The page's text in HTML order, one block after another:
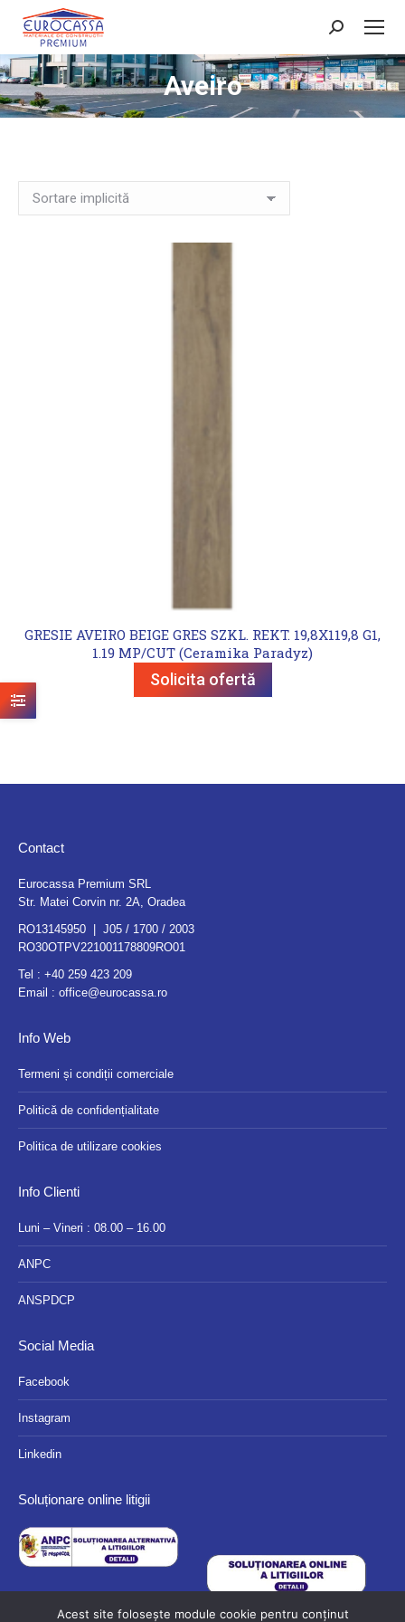
Search:
Aveiro
GRESIE AVEIRO BEIGE GRES SZKL. REKT. 19,8X119,8 G1,
1.19 MP/CUT (Ceramika Paradyz)
Solicita ofertă
Contact
Eurocassa Premium SRL
Str. Matei Corvin nr. 2A, Oradea
RO13145950 | J05 / 1700 / 2003
RO30OTPV221001178809RO01
Tel : +40 259 423 209
Email : office@eurocassa.ro
Info Web
Termeni și condiții comerciale
Politică de confidențialitate
Politica de utilizare cookies
Info Clienti
Luni – Vineri : 08.00 – 16.00
ANPC
ANSPDCP
Social Media
Facebook
Instagram
Linkedin
Soluționare online litigii
Acest site folosește module cookie pentru conținut